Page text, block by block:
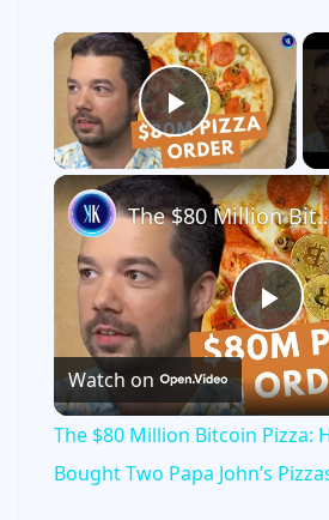
×
Play
P
l
a
The $80 Million Bitcoin Pizza: How
Watch on
The $80 Million Bitcoin Pizza:
Bought Two Papa John’s